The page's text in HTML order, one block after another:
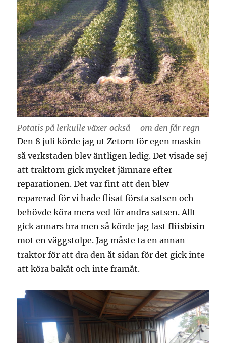
Potatis på lerkulle växer också – om den får regn
Den 8 juli körde jag ut Zetorn för egen maskin
så verkstaden blev äntligen ledig. Det visade sej
att traktorn gick mycket jämnare efter
reparationen. Det var fint att den blev
reparerad för vi hade flisat första satsen och
behövde köra mera ved för andra satsen. Allt
gick annars bra men så körde jag fastfliisbisin
mot en väggstolpe. Jag måste ta en annan
traktor för att dra den åt sidan för det gick inte
att köra bakåt och inte framåt.